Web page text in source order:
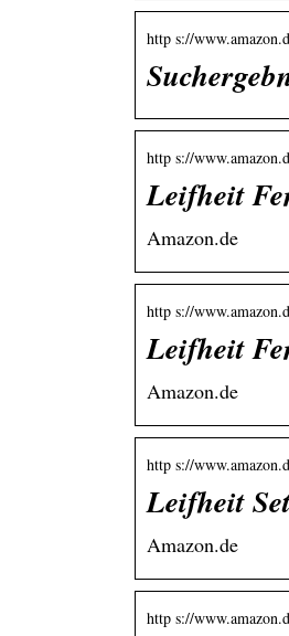
http s://
http s://
Leifheit
Amazon.de
http s://
Leifheit
Amazon.de
http s://
Leifheit
Amazon.de
http s://